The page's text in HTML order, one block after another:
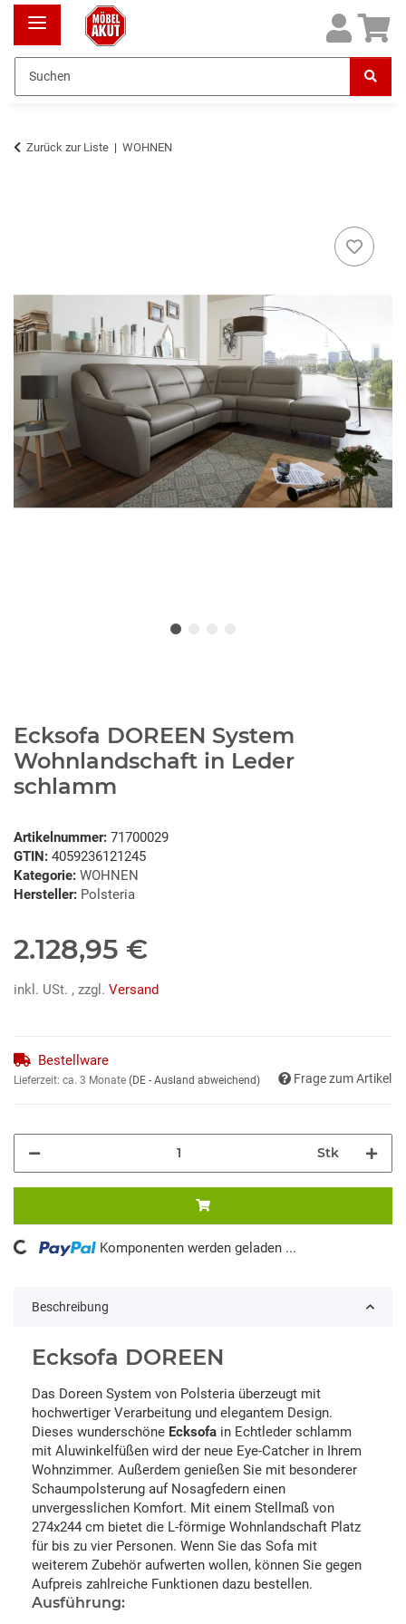
Zurück zur Liste WOHNEN
Ecksofa DOREEN System
Wohnlandschaft in Leder
schlamm
Artikelnummer: 71700029
GTIN: 4059236121245
Kategorie: WOHNEN
Hersteller: Polsteria
2.128,95 €
inkl. USt. , zzgl. Versand
Bestellware
Lieferzeit: ca. 3 Monate (DE - Ausland abweichend) Frage zum Artikel
Stk
Komponenten werden geladen ...
Beschreibung
Ecksofa DOREEN
Das Doreen System von Polsteria überzeugt mit
hochwertiger Verarbeitung und elegantem Design.
Dieses wunderschöne Ecksofa in Echtleder schlamm
mit Aluwinkelfüßen wird der neue Eye-Catcher in Ihrem
Wohnzimmer. Außerdem genießen Sie mit besonderer
Schaumpolsterung auf Nosagfedern einen
unvergesslichen Komfort. Mit einem Stellmaß von
274x244 cm bietet die L-förmige Wohnlandschaft Platz
für bis zu vier Personen. Wenn Sie das Sofa mit
weiterem Zubehör aufwerten wollen, können Sie gegen
Aufpreis zahlreiche Funktionen dazu bestellen.
Ausführung: